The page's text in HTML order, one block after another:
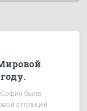
София была
столицей